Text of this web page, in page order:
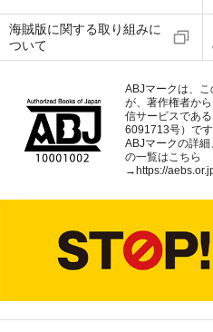
海賊版に関する取り組みに
ついて
ABJマークは、
が、著作権者か
信サービスであ
6091713号）です
ABJマークの詳
の一覧はこちら
→ https://